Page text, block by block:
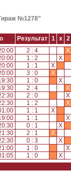
№1278"
Результат 1 x
2
2 : 4
X
1 : 2
X
1 : 1
X
3 : 0
X
1 : 0
X
2 : 4
X
2 : 0
X
1 : 2
X
1 : 1
X
1 : 1
X
0 : 1
X
2 : 1
X
0 : 3
X
1 : 0
X
1 : 0
X